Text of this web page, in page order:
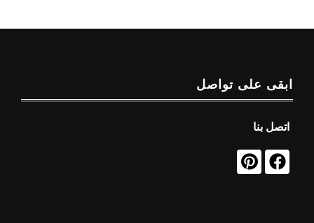
ابقى على تواصل
اتصل بنا